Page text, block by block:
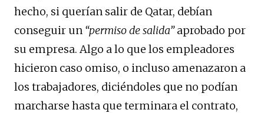
hecho, si querían salir de Qatar, debían
conseguir un “permiso de salida”aprobado por
su empresa. Algo a lo que los empleadores
hicieron caso omiso, o incluso amenazaron a
los trabajadores, diciéndoles que no podían
marcharse hasta que terminara el contrato,